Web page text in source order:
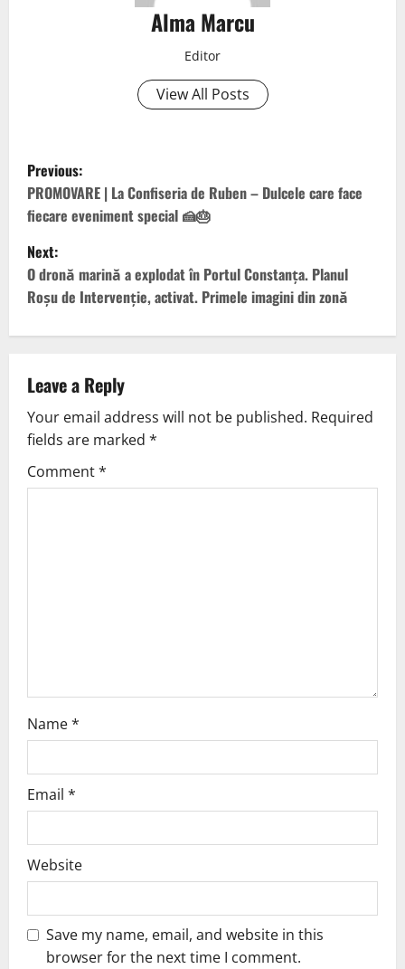
Alma Marcu
Editor
View All Posts
Previous:
PROMOVARE | La Confiseria de Ruben – Dulcele care face
fiecare eveniment special 🍰🎂
Next:
O dronă marină a explodat în Portul Constanța. Planul
Roșu de Intervenție, activat. Primele imagini din zonă
Leave a Reply
Your email address will not be published. Required
fields are marked *
Comment*
Name*
Email *
Website
Save my name, email, and website in this
browser for the next time I comment.